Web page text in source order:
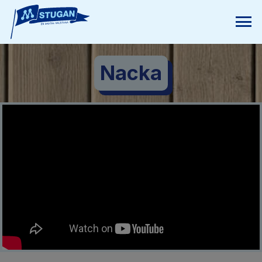
Nacka